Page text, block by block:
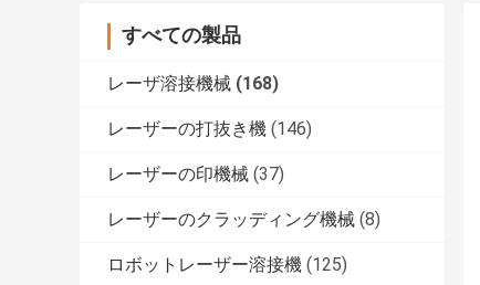
すべての製品
レーザ溶接機械 (168)
レーザーの打抜き機 (146)
レーザーの印機械 (37)
レーザーのクラッディング機械 (8)
ロボットレーザー溶接機 (125)